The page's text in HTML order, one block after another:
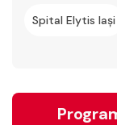
Spital Elytis Iași